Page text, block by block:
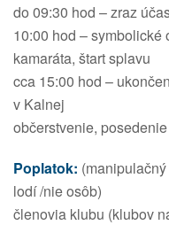
do 09:30 hod – zraz
10:00 hod –
kamaráta, štart splavu
cca 15:00 hod –
v Kalnej
občerstvenie,
Poplatok:
lodí /nie osôb)
členovia klubu (klubov